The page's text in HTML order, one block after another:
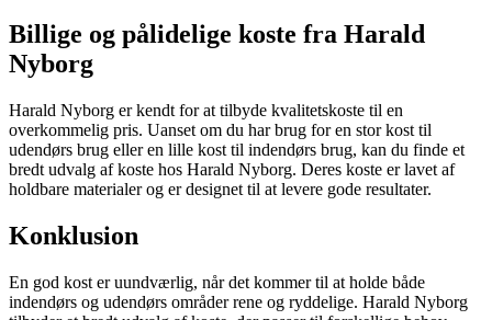
Billige og pålidelige koste fra Harald
Nyborg
Harald Nyborg er kendt for at tilbyde kvalitetskoste til en
overkommelig pris. Uanset om du har brug for en stor kost til
udendørs brug eller en lille kost til indendørs brug, kan du finde et
bredt udvalg af koste hos Harald Nyborg. Deres koste er lavet af
holdbare materialer og er designet til at levere gode resultater.
Konklusion
En god kost er uundværlig, når det kommer til at holde både
indendørs og udendørs områder rene og ryddelige. Harald Nyborg